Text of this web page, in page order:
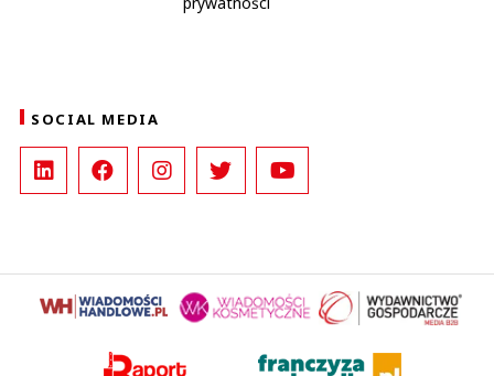
SOCIAL MEDIA